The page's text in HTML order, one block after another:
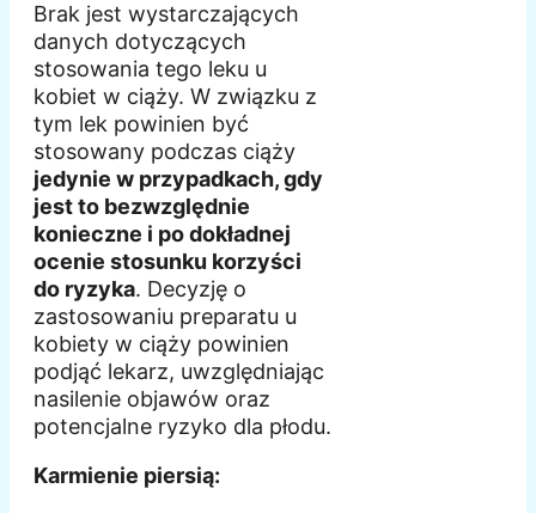
Brak jest wystarczających
danych dotyczących
stosowania tego leku u
kobiet w ciąży. W związku z
tym lek powinien być
stosowany podczas ciąży
jedynie w przypadkach, gdy
jest to bezwzględnie
konieczne i po dokładnej
ocenie stosunku korzyści
do ryzyka. Decyzję o
zastosowaniu preparatu u
kobiety w ciąży powinien
podjąć lekarz, uwzględniając
nasilenie objawów oraz
potencjalne ryzyko dla płodu.
Karmienie piersią: